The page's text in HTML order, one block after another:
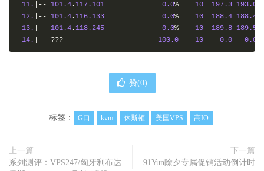
11.
|-- 101.4 . 117.101 0.0% 10 197.3 193.0
12.
|-- 101.4 . 116.133 0.0% 10 188.4 188.4
13.
|-- 101.4 . 118.245 0.0% 10 189.8 189.5
14.
|-- ??? 100.0 10 0.0 0.0
赞(0)
标签： G口 kvm 休斯顿 美国VPS 高IO
上一篇
系列测评：VPS247/匈牙利布达
下一篇
91Yun除夕专属促销活动倒计时